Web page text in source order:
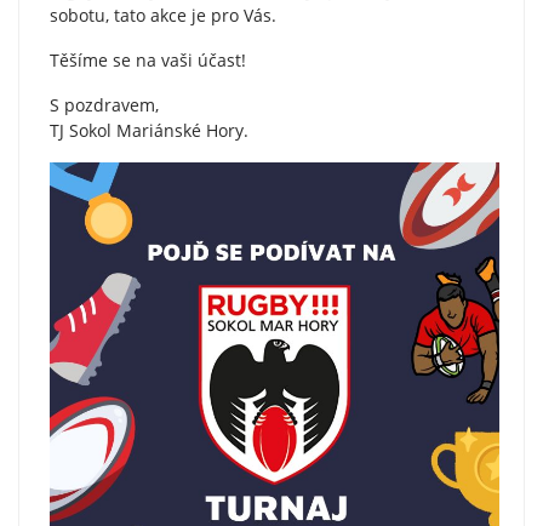
sobotu, tato akce je pro Vás.
Těšíme se na vaši účast!
S pozdravem,
TJ Sokol Mariánské Hory.